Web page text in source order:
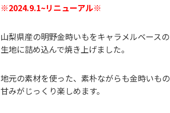
※2024.9.1~リニューアル※
山梨県産の明野金時いもをキャラメルベースの
生地に詰め込んで焼き上げました。
地元の素材を使った、素朴ながらも金時いもの
甘みがじっくり楽しめます。